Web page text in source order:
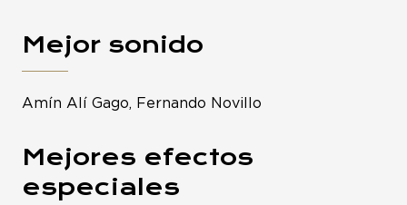
Mejor sonido
Amín Alí Gago, Fernando Novillo
Mejores efectos
especiales